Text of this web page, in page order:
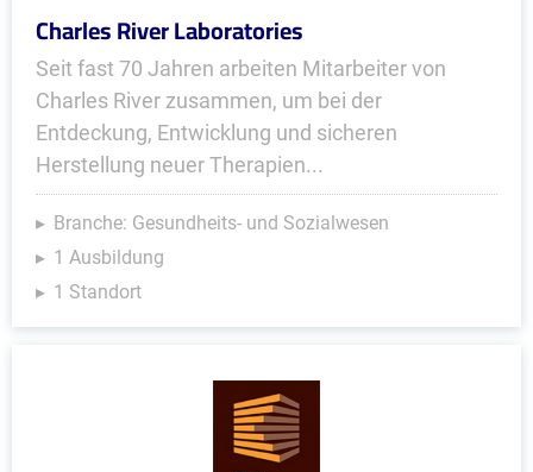
Charles River Laboratories
Seit fast 70 Jahren arbeiten Mitarbeiter von
Charles River zusammen, um bei der
Entdeckung, Entwicklung und sicheren
Herstellung neuer Therapien...
Branche: Gesundheits- und Sozialwesen
1 Ausbildung
1 Standort